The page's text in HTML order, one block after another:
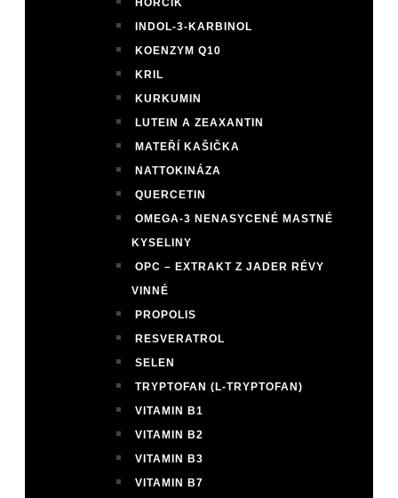
HOŘČÍK
INDOL-3-KARBINOL
KOENZYM Q10
KRIL
KURKUMIN
LUTEIN A ZEAXANTIN
MATEŘÍ KAŠIČKA
NATTOKINÁZA
QUERCETIN
OMEGA-3 NENASYCENÉ MASTNÉ
KYSELINY
OPC – EXTRAKT Z JADER RÉVY
VINNÉ
PROPOLIS
RESVERATROL
SELEN
TRYPTOFAN (L-TRYPTOFAN)
VITAMIN B1
VITAMIN B2
VITAMIN B3
VITAMIN B7